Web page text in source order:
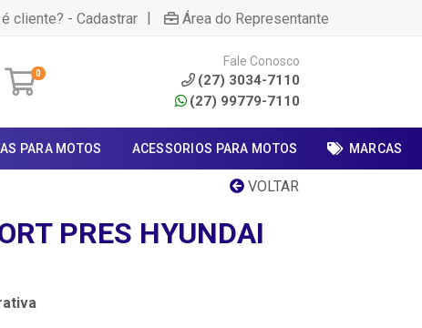
cliente? - Cadastrar | Área do Representante
0
Fale Conosco
(27) 3034-7110
(27) 99779-7110
PARA MOTOS ACESSORIOS PARA MOTOS MARCAS
VOLTAR
PRES HYUNDAI